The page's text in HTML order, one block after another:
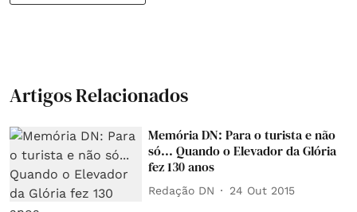
Artigos Relacionados
Memória DN: Para o turista e não
só... Quando o Elevador da Glória
fez 130 anos
Redação DN 24 Out 2015